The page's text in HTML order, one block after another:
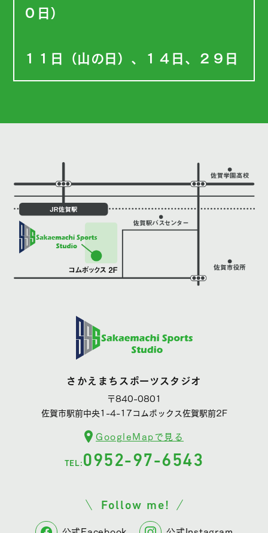
０日）
１１日（山の日）、１４日、２９日
さかえまちスポーツスタジオ
〒840-0801
佐賀市駅前中央1-4-17コムボックス佐賀駅前2F
GoogleMapで見る
TEL: 0952-97-6543
Follow me!